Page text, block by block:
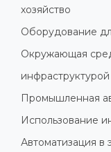
хозяйство
Оборудование
Окружающая
инфраструктурой
Промышленная
Использование
Автоматизация в